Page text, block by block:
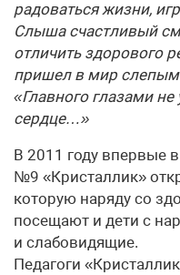
радоваться жизни,
Слыша счастливый
отличить здорового
пришел в мир
«Главного глазами
сердце…»
В 2011 году впервые
№9 «Кристаллик»
которую наряду со
посещают и дети с
и слабовидящие.
Педагоги